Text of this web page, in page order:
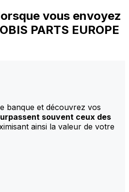
vous envoyez
PARTS EUROPE
banque et découvrez vos
souvent ceux des
ainsi la valeur de votre